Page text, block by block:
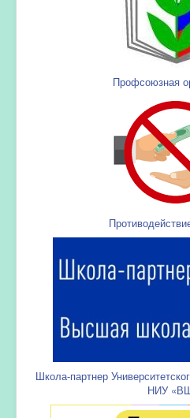
Профсоюзная
Школа-партнер
НИУ